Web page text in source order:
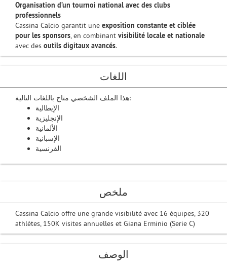
ملخص
Cassina Calcio offre une grande visibilité avec 16 équipes, 320
athlètes, 150K visites annuelles et Giana Erminio (Serie C)
الوصف
Organisation d’un tournoi national avec des clubs
professionnels
Cassina Calcio garantit une exposition constante et ciblée
pour les sponsors, en combinant visibilité locale et nationale
avec des outils digitaux avancés.
اللغات
هذا الملف الشخصي متاح باللغات التالية:
الإيطالية
الإنجليزية
الألمانية
الإسبانية
الفرنسية